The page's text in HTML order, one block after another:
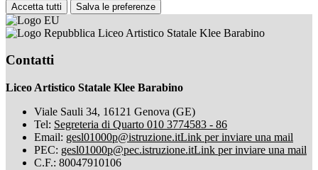
Accetta tutti Salva le preferenze
Liceo Artistico Statale Klee Barabino
Contatti
Liceo Artistico Statale Klee Barabino
Viale Sauli 34, 16121 Genova (GE)
Tel: Segreteria di Quarto 010 3774583 - 86
Email: gesl01000p@istruzione.itLink per inviare una mail
PEC: gesl01000p@pec.istruzione.itLink per inviare una mail
C.F.: 80047910106